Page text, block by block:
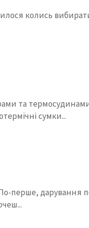
колись
та термосудинами
сумки...
По-перше,